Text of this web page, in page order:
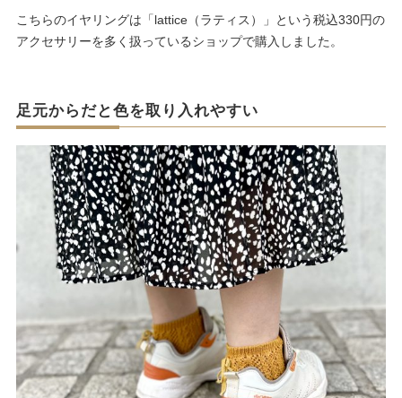
こちらのイヤリングは「lattice（ラティス）」という税込330円の
アクセサリーを多く扱っているショップで購入しました。
足元からだと色を取り入れやすい